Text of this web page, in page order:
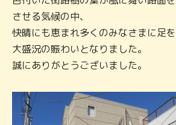
させる気候の中、
快晴にも恵まれ多くのみなさまに足を
大盛況の賑わいとなりました。
誠にありがとうございました。